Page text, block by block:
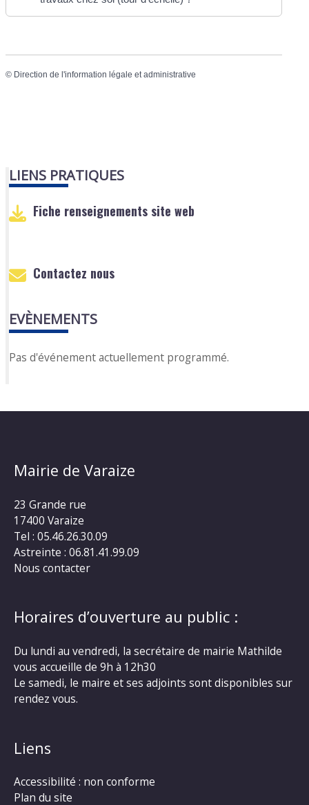
© Direction de l'information légale et administrative
LIENS PRATIQUES
Fiche renseignements site web
Contactez nous
EVÈNEMENTS
Pas d'événement actuellement programmé.
Mairie de Varaize
23 Grande rue
17400 Varaize
Tel : 05.46.26.30.09
Astreinte : 06.81.41.99.09
Nous contacter
Horaires d’ouverture au public :
Du lundi au vendredi, la secrétaire de mairie Mathilde
vous accueille de 9h à 12h30
Le samedi, le maire et ses adjoints sont disponibles sur
rendez vous.
Liens
Accessibilité : non conforme
Plan du site